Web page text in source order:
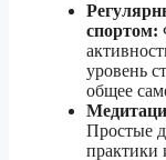
спортом:
уровень
общее
Простые
практики